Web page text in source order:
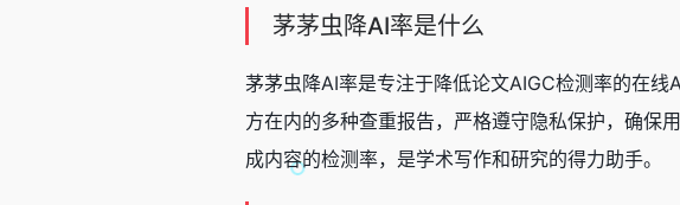
茅茅虫降AI率是什么
茅茅虫降AI率是专注于降低论文AIGC检测率的在
方在内的多种查重报告，严格遵守隐私保护，确保
成内容的检测率，是学术写作和研究的得力助手。